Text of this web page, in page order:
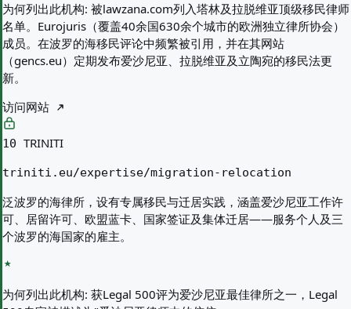
为何列出此机构: 被lawzana.com列入塔林及拉脱维亚顶级移民律师
名单。Eurojuris（覆盖40余国630余个城市的欧洲独立律所协会）
成员。在波罗的海移民评论中频繁被引用，并在其网站
（gencs.eu）定期发布爱沙尼亚、拉脱维亚及立陶宛的移民法更
新。
访问网站
10 TRINITI
triniti.eu/expertise/migration-relocation
泛波罗的海律所，设有专属移民与迁居实践，涵盖爱沙尼亚工作许
可、居留许可、欧盟蓝卡、国家签证及集体迁居——服务个人及三
个波罗的海国家的雇主。
为何列出此机构: 获Legal 500评为爱沙尼亚最佳律所之一，Legal